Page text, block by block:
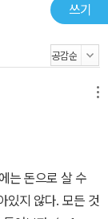
쓰기
는 돈으로 살 수
있지 않다. 모든 것